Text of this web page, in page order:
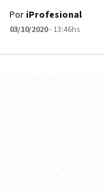
Por iProfesional
03/10/2020- 13:46hs